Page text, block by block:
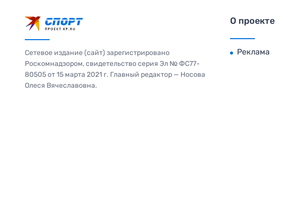
Сетевое издание (сайт) зарегистрировано
Роскомнадзором, свидетельство серия Эл № ФС77-
80505 от 15 марта 2021 г. Главный редактор — Носова
Олеся Вячеславовна.
О проекте
Реклама